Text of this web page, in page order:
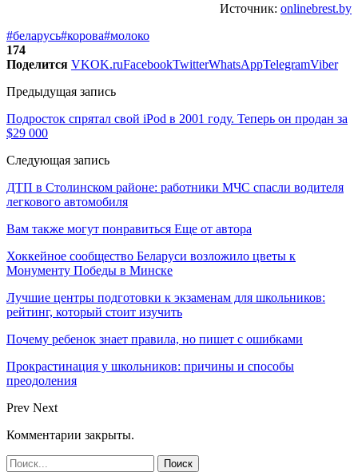
Источник: onlinebrest.by
#беларусь#корова#молоко
174
Поделится VKOK.ruFacebookTwitterWhatsAppTelegramViber
Предыдущая запись
Подросток спрятал свой iPod в 2001 году. Теперь он продан за
$29 000
Следующая запись
ДТП в Столинском районе: работники МЧС спасли водителя
легкового автомобиля
Вам также могут понравиться Еще от автора
Хоккейное сообщество Беларуси возложило цветы к
Монументу Победы в Минске
Лучшие центры подготовки к экзаменам для школьников:
рейтинг, который стоит изучить
Почему ребенок знает правила, но пишет с ошибками
Прокрастинация у школьников: причины и способы
преодоления
Prev Next
Комментарии закрыты.